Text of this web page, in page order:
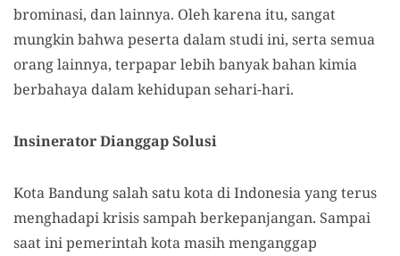
brominasi, dan lainnya. Oleh karena itu, sangat
mungkin bahwa peserta dalam studi ini, serta semua
orang lainnya, terpapar lebih banyak bahan kimia
berbahaya dalam kehidupan sehari-hari.
Insinerator Dianggap Solusi
Kota Bandung salah satu kota di Indonesia yang terus
menghadapi krisis sampah berkepanjangan. Sampai
saat ini pemerintah kota masih menganggap